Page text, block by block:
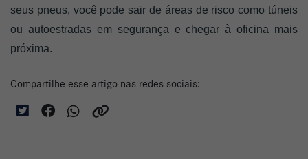
seus pneus, você pode sair de áreas de risco como túneis
ou autoestradas em segurança e chegar à oficina mais
próxima.
Compartilhe esse artigo nas redes sociais: